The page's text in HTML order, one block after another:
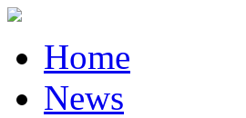
Home
News